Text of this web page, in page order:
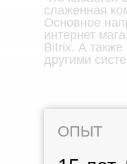
ОПЫТ
слаженная
Основное
интернет
Bitrix. А также
другими